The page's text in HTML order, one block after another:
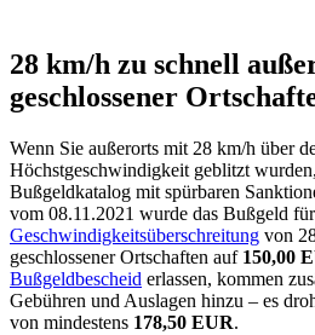
28 km/h zu schnell
geschlossener
Wenn Sie außerorts mit 28 km/h über
Höchstgeschwindigkeit geblitzt
Bußgeldkatalog mit spürbaren
vom 08.11.2021 wurde das Bußgeld
Geschwindigkeitsüberschreitung von
geschlossener Ortschaften auf 150,00
Bußgeldbescheid erlassen, kommen
Gebühren und Auslagen hinzu – es
von mindestens 178,50 EUR.